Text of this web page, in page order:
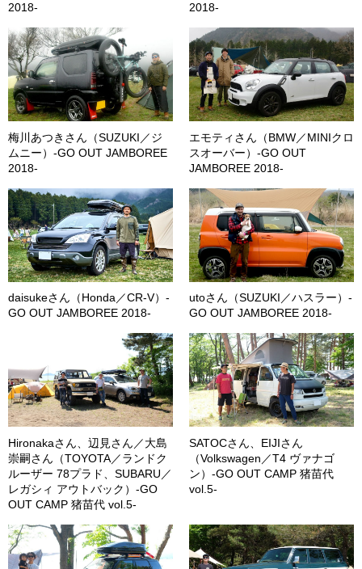
2018-
2018-
梅川あつきさん（SUZUKI／ジ
ムニー）-GO OUT JAMBOREE
2018-
エモティさん（BMW／MINIクロ
スオーバー）-GO OUT
JAMBOREE 2018-
daisukeさん（Honda／CR-V）-
GO OUT JAMBOREE 2018-
utoさん（SUZUKI／ハスラー）-
GO OUT JAMBOREE 2018-
Hironakaさん、辺見さん／大島
崇嗣さん（TOYOTA／ランドク
ルーザー 78プラド、SUBARU／
レガシィ アウトバック）-GO
OUT CAMP 猪苗代 vol.5-
SATOCさん、EIJIさん
（Volkswagen／T4 ヴァナゴ
ン）-GO OUT CAMP 猪苗代
vol.5-